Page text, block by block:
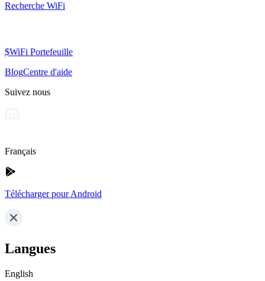
Recherche WiFi
$WiFi Portefeuille
BlogCentre d'aide
Suivez nous
Français
Télécharger pour Android
Langues
English